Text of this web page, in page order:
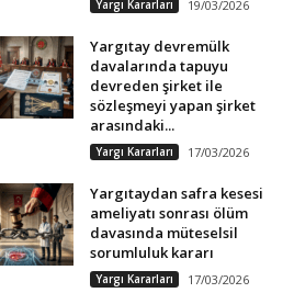
Yargı Kararları 19/03/2026
Yargıtay devremülk
davalarında tapuyu
devreden şirket ile
sözleşmeyi yapan şirket
arasındaki...
Yargı Kararları 17/03/2026
Yargıtaydan safra kesesi
ameliyatı sonrası ölüm
davasında müteselsil
sorumluluk kararı
Yargı Kararları 17/03/2026